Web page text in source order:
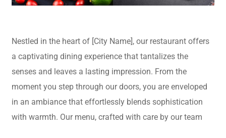
Nestled in the heart of [City Name], our restaurant offers
a captivating dining experience that tantalizes the
senses and leaves a lasting impression. From the
moment you step through our doors, you are enveloped
in an ambiance that effortlessly blends sophistication
with warmth. Our menu, crafted with care by our team